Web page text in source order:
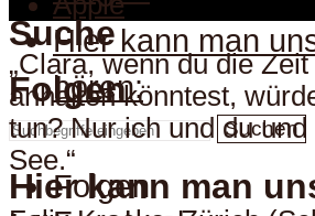
Suche
Suchen
Hier kann man
hören:
Hier kann man
Folgen
Folgen
„Clara, wenn du die
anhalten könntest,
tun? Nur ich und du und
See.“